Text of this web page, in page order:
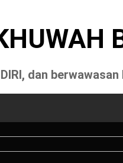
dan